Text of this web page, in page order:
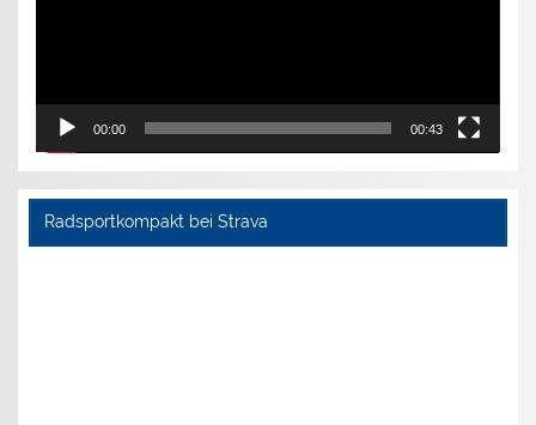
00:00 00:43
Radsportkompakt bei Strava